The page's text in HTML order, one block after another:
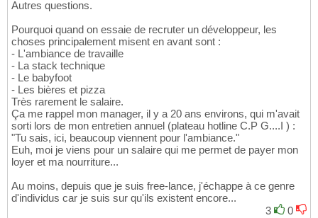
Autres questions.
Pourquoi quand on essaie de recruter un développeur, les
choses principalement misent en avant sont :
- L'ambiance de travaille
- La stack technique
- Le babyfoot
- Les bières et pizza
Très rarement le salaire.
Ça me rappel mon manager, il y a 20 ans environs, qui m'avait
sorti lors de mon entretien annuel (plateau hotline C.P G....I ) :
"Tu sais, ici, beaucoup viennent pour l'ambiance."
Euh, moi je viens pour un salaire qui me permet de payer mon
loyer et ma nourriture...
Au moins, depuis que je suis free-lance, j'échappe à ce genre
d'individus car je suis sur qu'ils existent encore...
3
0